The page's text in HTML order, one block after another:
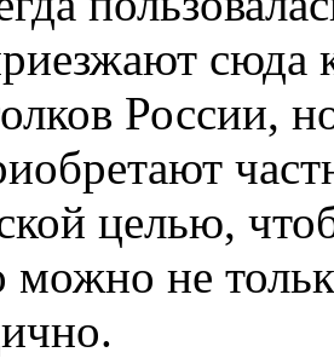
сюда
России,
целью,
можно не